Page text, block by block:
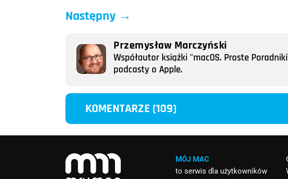
Następny →
Przemysław Marczyński
Współautor książki "macOS. Proste
podcasty o Apple.
KOMENTARZE (109)
MÓJ MAC
to serwis dla użytkowników